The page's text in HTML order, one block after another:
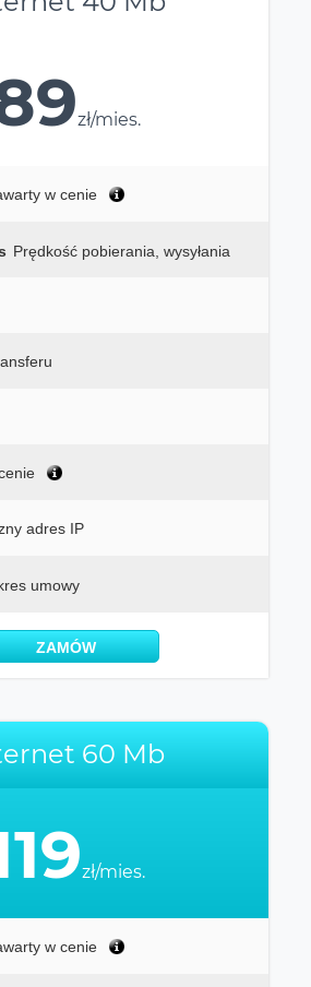
zł/mies.
w cenie
Prędkość pobierania, wysyłania
adres IP
umowy
ZAMÓW
60 Mb
zł/mies.
w cenie